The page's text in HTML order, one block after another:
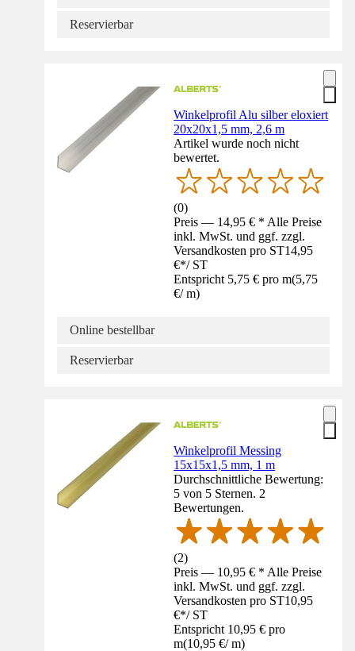
Reservierbar
Winkelprofil Alu silber eloxiert
20x20x1,5 mm, 2,6 m
Artikel wurde noch nicht
bewertet.
(0)
Preis — 14,95 € * Alle Preise
inkl. MwSt. und ggf. zzgl.
Versandkosten pro ST14,95
€*/ ST
Entspricht 5,75 € pro m(5,75
€/ m)
Online bestellbar
Reservierbar
Winkelprofil Messing
15x15x1,5 mm, 1 m
Durchschnittliche Bewertung:
5 von 5 Sternen. 2
Bewertungen.
(2)
Preis — 10,95 € * Alle Preise
inkl. MwSt. und ggf. zzgl.
Versandkosten pro ST10,95
€*/ ST
Entspricht 10,95 € pro
m(10,95 €/ m)